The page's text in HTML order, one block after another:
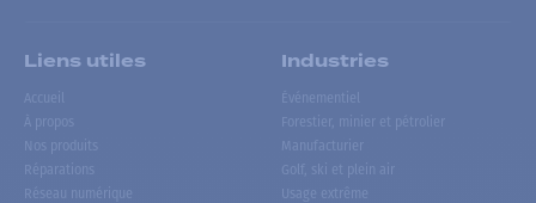
Liens utiles
Accueil
À propos
Nos produits
Réparations
Réseau numérique
Industries
Événementiel
Forestier, minier et pétrolier
Manufacturier
Golf, ski et plein air
Usage extrême